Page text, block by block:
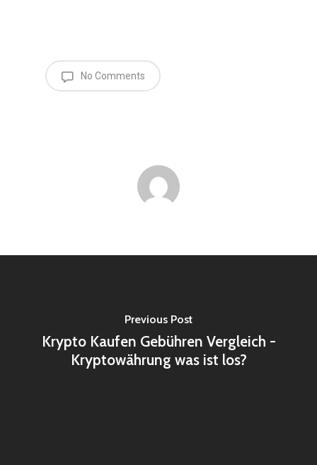
No Comments
Previous Post
Krypto Kaufen Gebühren Vergleich -
Kryptowährung was ist los?